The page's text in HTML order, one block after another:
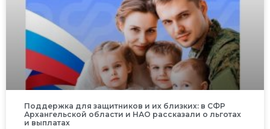
Поддержка для защитников и их близких: в СФР
Архангельской области и НАО рассказали о льготах
и выплатах